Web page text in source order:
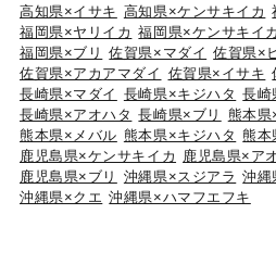
高知県×イサキ 高知県×ケンサキイカ
福岡県×ヤリイカ 福岡県×ケンサキイカ
福岡県×ブリ
佐賀県×マダイ 佐賀県×
佐賀県×アカアマダイ 佐賀県×イサキ
長崎県×マダイ 長崎県×キジハタ 長崎
長崎県×アオハタ 長崎県×ブリ 熊本県
熊本県×メバル 熊本県×キジハタ 熊本
鹿児島県×ケンサキイカ
鹿児島県×ア
鹿児島県×ブリ
沖縄県×スジアラ 沖縄
沖縄県×クエ 沖縄県×ハマフエフキ